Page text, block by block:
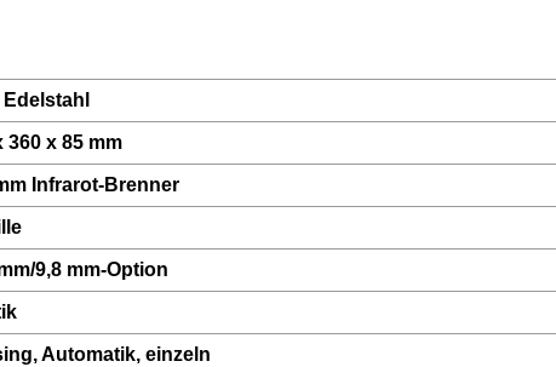
360 x 85 mm
Infrarot-Brenner
9,8 mm-Option
Automatik, einzeln